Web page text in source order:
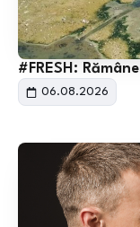
#FRESH:
06.08.2026